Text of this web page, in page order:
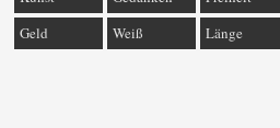
Geld
Weiß Länge